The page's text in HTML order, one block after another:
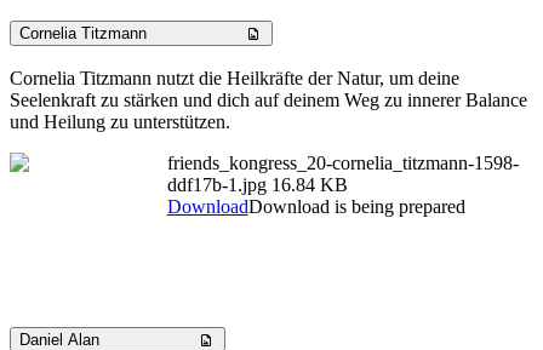
Cornelia Titzmann
Cornelia Titzmann nutzt die Heilkräfte der Natur, um deine
Seelenkraft zu stärken und dich auf deinem Weg zu innerer Balance
und Heilung zu unterstützen.
friends_kongress_20-cornelia_titzmann-1598-
ddf17b-1.jpg 16.84 KB
DownloadDownload is being prepared
Daniel Alan